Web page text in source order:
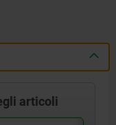
articoli